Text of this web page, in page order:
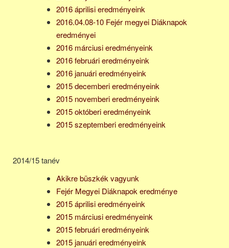
2016 áprilisi eredményeink
2016.04.08-10 Fejér megyei Diáknapok
eredményei
2016 márciusi eredményeink
2016 februári eredményeink
2016 januári eredményeink
2015 decemberi eredményeink
2015 novemberi eredményeink
2015 októberi eredményeink
2015 szeptemberi eredményeink
2014/15 tanév
Akikre büszkék vagyunk
Fejér Megyei Diáknapok eredménye
2015 áprilisi eredményeink
2015 márciusi eredményeink
2015 februári eredményeink
2015 januári eredményeink